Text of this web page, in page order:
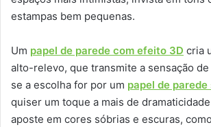
estampas bem pequenas.
Um papel de parede com efeito 3D cria
alto-relevo, que transmite a sensação
se a escolha for por um papel de
quiser um toque a mais de
aposte em cores sóbrias e escuras,